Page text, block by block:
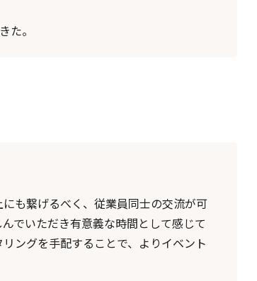
た。
も繋げるべく、従業員同士の交流が可
でいただき有意義な時間として感じて
ングを手配することで、よりイベント